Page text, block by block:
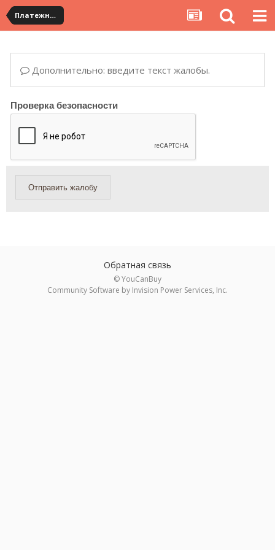
Платежная система ALIPAY и оплата банковскими картами
Дополнительно: введите текст жалобы.
Проверка безопасности
Отправить жалобу
Обратная связь
© YouCanBuy
Community Software by Invision Power Services, Inc.